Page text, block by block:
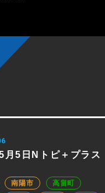
月5日Nトピ＋プラス
南陽市
高畠町